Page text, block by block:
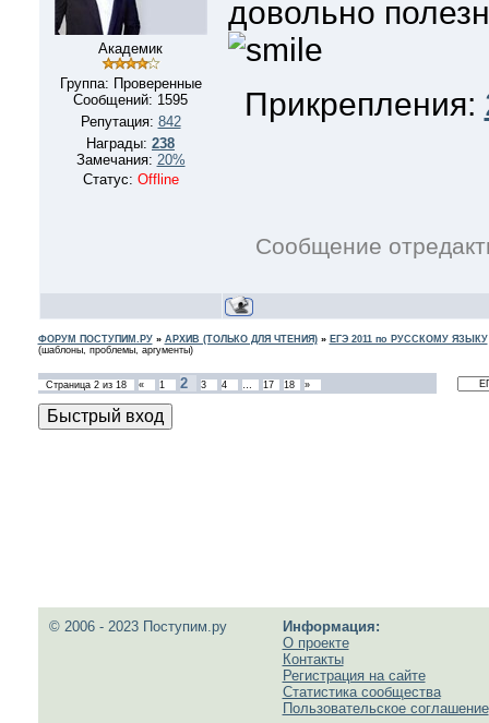
Академик
Группа: Проверенные
Сообщений: 1595
Репутация: 842
Награды: 238
Замечания: 20%
Статус: Offline
довольно
Прикрепления:
Сообщение
ФОРУМ ПОСТУПИМ.РУ» АРХИВ (ТОЛЬКО ДЛЯ ЧТЕНИЯ)» ЕГЭ 2011 по РУССКОМУ ЯЗЫКУ
(шаблоны, проблемы, аргументы)
Страница 2из 18 « 1 2 3 4 … 17 18 »
© 2006 - 2023 Поступим.ру
Информация:
О проекте
Контакты
Регистрация на сайте
Статистика сообщества
Пользовательское соглашение